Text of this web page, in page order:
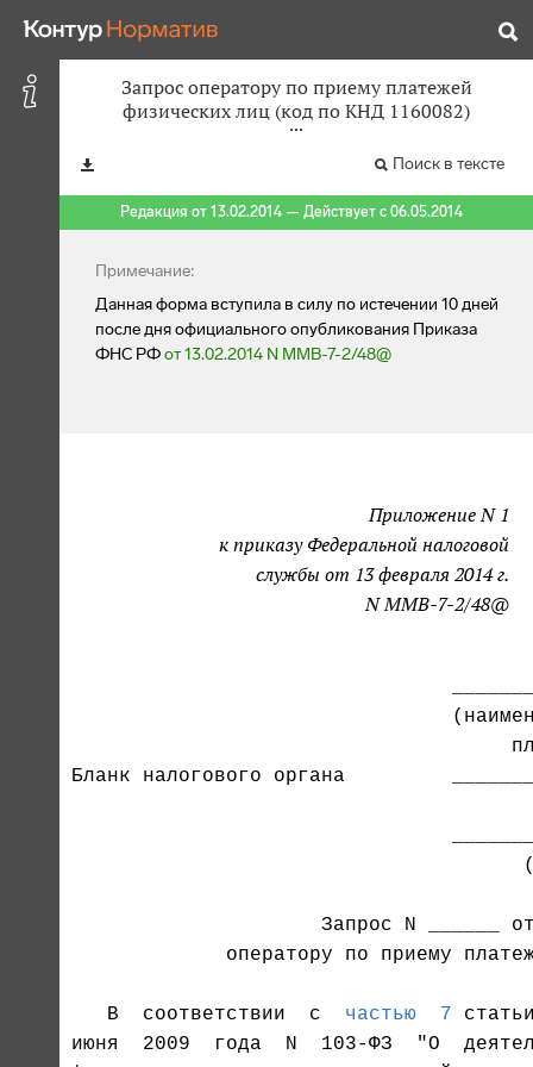
Запрос оператору по приему платежей
физических лиц (код по КНД 1160082)
Поиск в тексте
Редакция от 13.02.2014 — Действует с 06.05.2014
Примечание:
Данная форма вступила в силу по истечении 10 дней
после дня официального опубликования Приказа
ФНС РФот 13.02.2014 N ММВ-7-2/48@
Приложение N 1
к приказу Федеральной налоговой
службы от 13 февраля 2014 г.
N ММВ-7-2/48@
Бланк налогового органа
Запрос N ______
оператору по приему
   В  соответствии  с
частью  7
июня  2009  года  N  103-ФЗ  "О